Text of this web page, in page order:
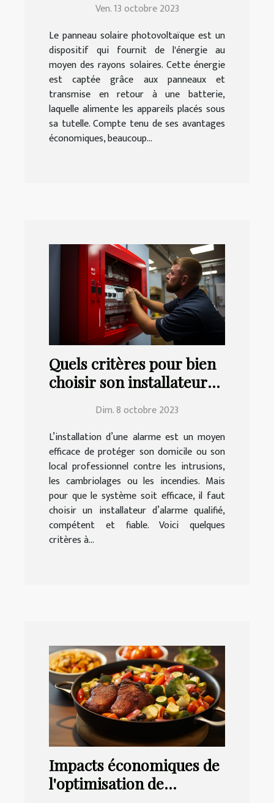
d'entretienVen. 13 octobre 2023
Le panneau solaire photovoltaïque est un
dispositif qui fournit de l'énergie au
moyen des rayons solaires. Cette énergie
est captée grâce aux panneaux et
transmise en retour à une batterie,
laquelle alimente les appareils placés sous
sa tutelle. Compte tenu de ses avantages
économiques, beaucoup...
Quels critères pour bien
choisir son installateur
Dim. 8 octobre 2023
L’installation d’une alarme est un moyen
efficace de protéger son domicile ou son
local professionnel contre les intrusions,
les cambriolages ou les incendies. Mais
pour que le système soit efficace, il faut
choisir un installateur d’alarme qualifié,
compétent et fiable. Voici quelques
critères à...
Impacts économiques de
l'optimisation de